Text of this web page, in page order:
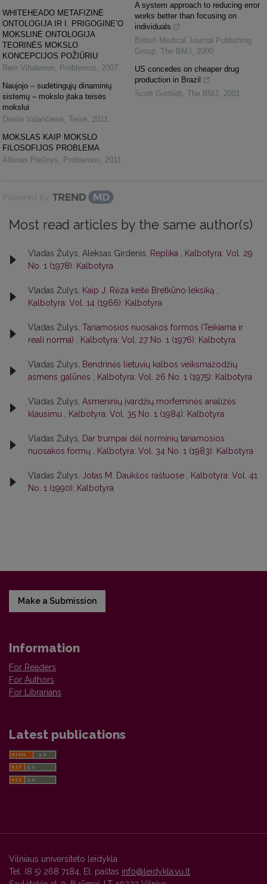
WHITEHEADO METAFIZINĖ
ONTOLOGIJA IR I. PRIGOGINE’O
MOKSLINĖ ONTOLOGIJA
TEORINĖS MOKSLO
KONCEPCIJOS POŽIŪRIU
Rein Vihalemm, Problemos, 2007
Naujojo – sudėtingųjų dinaminių
sistemų – mokslo įtaka teisės
mokslui
Dovilė Valančienė, Teisė, 2011
MOKSLAS KAIP MOKSLO
FILOSOFIJOS PROBLEMA
Albinas Plėšnys, Problemos, 2011
A system approach to reducing error
works better than focusing on
individuals
British Medical Journal Publishing
Group, The BMJ, 2000
US concedes on cheaper drug
production in Brazil
Scott Gottlieb, The BMJ, 2001
Powered by
Most read articles by the same author(s)
Vladas Žulys, Aleksas Girdenis, Replika
Kalbotyra: Vol. 29
No. 1 (1978): Kalbotyra
Vladas Žulys, Kaip J. Rėza keitė Bretkūno leksiką
Kalbotyra: Vol. 14 (1966): Kalbotyra
Vladas Žulys, Tariamosios nuosakos formos (Teikiama ir
reali norma)
Kalbotyra: Vol. 27 No. 1 (1976): Kalbotyra
Vladas Žulys,
Bendrinės lietuvių kalbos veiksmažodžių
asmens galūnės
Kalbotyra: Vol. 26 No. 1 (1975): Kalbotyra
Vladas Žulys, Asmeninių įvardžių morfeminės analizės
klausimu
Kalbotyra: Vol. 35 No. 1 (1984): Kalbotyra
Vladas Žulys,
Dar trumpai dėl norminių tariamosios
nuosakos formų
Kalbotyra: Vol. 34 No. 1 (1983): Kalbotyra
Vladas Žulys, Jotas M. Daukšos raštuose
Kalbotyra: Vol. 41
No. 1 (1990): Kalbotyra
Make a Submission
Information
For Readers
For Authors
For Librarians
Latest publications
Vilniaus universiteto leidykla
Tel. (8 5) 268 7184, El. paštas info@leidykla.vu.lt